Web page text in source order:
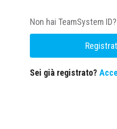
Non hai TeamSystem ID?
Sei già registrato?